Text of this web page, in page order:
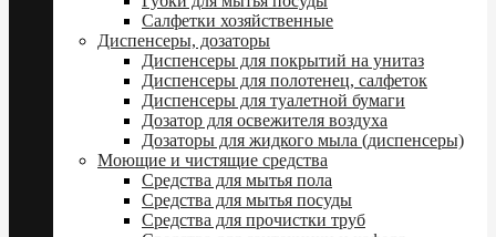
Салфетки хозяйственные
Диспенсеры, дозаторы
Диспенсеры для покрытий на унитаз
Диспенсеры для полотенец, салфеток
Диспенсеры для туалетной бумаги
Дозатор для освежителя воздуха
Дозаторы для жидкого мыла (диспенсеры)
Моющие и чистящие средства
Средства для мытья пола
Средства для мытья посуды
Средства для прочистки труб